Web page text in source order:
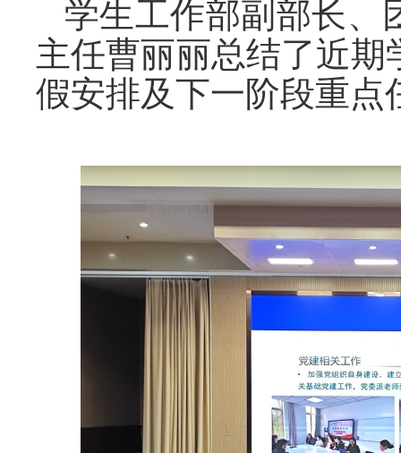
学生工作部副部长、
主任曹丽丽总结了近期
假安排及下一阶段重点